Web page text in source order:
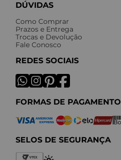
DÚVIDAS
Como Comprar
Prazos e Entrega
Trocas e Devolução
Fale Conosco
REDES SOCIAIS
FORMAS DE PAGAMENTO
SELOS DE SEGURANÇA